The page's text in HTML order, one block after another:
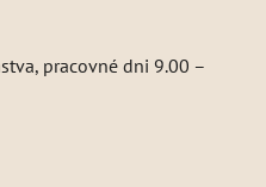
pracovné dni 9.00 –